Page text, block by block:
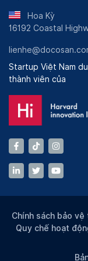
Hoa Kỳ
16192 Coastal
Startup Việt Nam
thành viên của
Chính sách bảo
Quy chế hoạt